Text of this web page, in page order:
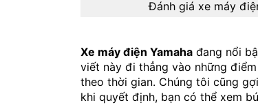
Đánh giá xe máy
Xe máy điện Yamaha đang nổi
viết này đi thẳng vào những
theo thời gian. Chúng tôi cũng
khi quyết định, bạn có thể xem